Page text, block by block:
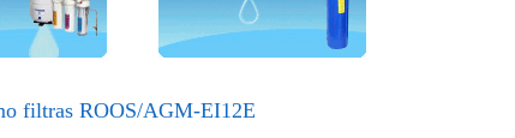
filtras ROOS/AGM-EI12E